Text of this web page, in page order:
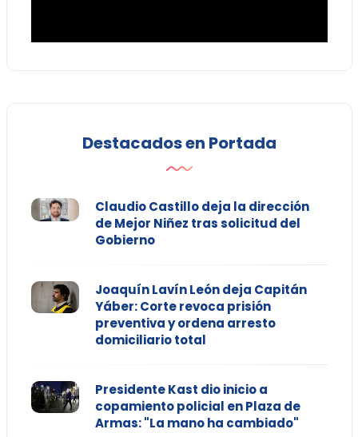
Destacados en Portada
Claudio Castillo deja la dirección
de Mejor Niñez tras solicitud del
Gobierno
Joaquín Lavín León deja Capitán
Yáber: Corte revoca prisión
preventiva y ordena arresto
domiciliario total
Presidente Kast dio inicio a
copamiento policial en Plaza de
Armas: "La mano ha cambiado"